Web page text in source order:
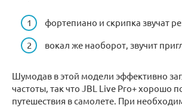
фортепиано и скрипка звучат
вокал же наоборот, звучит
Шумодав в этой модели эффективно
частоты, так что JBL Live Pro+ хорошо
путешествия в самолете. При